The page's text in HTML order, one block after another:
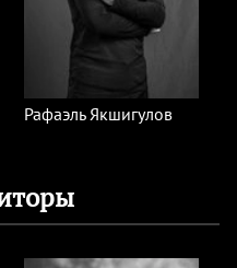
Рафаэль Якшигулов